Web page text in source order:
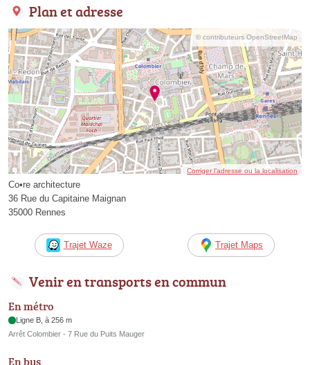
Plan et adresse
© contributeurs OpenStreetMap
Corriger l’adresse ou la localisation
Co•re architecture
36 Rue du Capitaine Maignan
35000 Rennes
Trajet Waze Trajet Maps
Venir en transports en commun
En métro
Ligne B, à 256 m
Arrêt Colombier - 7 Rue du Puits Mauger
En bus